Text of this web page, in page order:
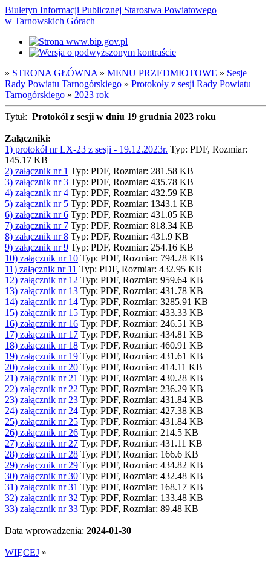
Biuletyn Informacji Publicznej Starostwa Powiatowego
w Tarnowskich Górach
» STRONA GŁÓWNA » MENU PRZEDMIOTOWE » Sesje
Rady Powiatu Tarnogórskiego » Protokoły z sesji Rady Powiatu
Tarnogórskiego » 2023 rok
Tytuł: Protokół z sesji w dniu 19 grudnia 2023 roku
Załączniki:
1) protokół nr LX-23 z sesji - 19.12.2023r. Typ: PDF, Rozmiar:
145.17 KB
2) załącznik nr 1 Typ: PDF, Rozmiar: 281.58 KB
3) załącznik nr 3 Typ: PDF, Rozmiar: 435.78 KB
4) załącznik nr 4 Typ: PDF, Rozmiar: 432.59 KB
5) załącznik nr 5 Typ: PDF, Rozmiar: 1343.1 KB
6) załącznik nr 6 Typ: PDF, Rozmiar: 431.05 KB
7) załącznik nr 7 Typ: PDF, Rozmiar: 818.34 KB
8) załącznik nr 8 Typ: PDF, Rozmiar: 431.9 KB
9) załącznik nr 9 Typ: PDF, Rozmiar: 254.16 KB
10) załącznik nr 10 Typ: PDF, Rozmiar: 794.28 KB
11) załącznik nr 11 Typ: PDF, Rozmiar: 432.95 KB
12) załącznik nr 12 Typ: PDF, Rozmiar: 959.64 KB
13) załącznik nr 13 Typ: PDF, Rozmiar: 431.78 KB
14) załącznik nr 14 Typ: PDF, Rozmiar: 3285.91 KB
15) załącznik nr 15 Typ: PDF, Rozmiar: 433.33 KB
16) załącznik nr 16 Typ: PDF, Rozmiar: 246.51 KB
17) załącznik nr 17 Typ: PDF, Rozmiar: 434.81 KB
18) załącznik nr 18 Typ: PDF, Rozmiar: 460.91 KB
19) załącznik nr 19 Typ: PDF, Rozmiar: 431.61 KB
20) załącznik nr 20 Typ: PDF, Rozmiar: 414.11 KB
21) załącznik nr 21 Typ: PDF, Rozmiar: 430.28 KB
22) załącznik nr 22 Typ: PDF, Rozmiar: 236.29 KB
23) załącznik nr 23 Typ: PDF, Rozmiar: 431.84 KB
24) załącznik nr 24 Typ: PDF, Rozmiar: 427.38 KB
25) załącznik nr 25 Typ: PDF, Rozmiar: 431.84 KB
26) załącznik nr 26 Typ: PDF, Rozmiar: 214.5 KB
27) załącznik nr 27 Typ: PDF, Rozmiar: 431.11 KB
28) załącznik nr 28 Typ: PDF, Rozmiar: 166.6 KB
29) załącznik nr 29 Typ: PDF, Rozmiar: 434.82 KB
30) załącznik nr 30 Typ: PDF, Rozmiar: 432.48 KB
31) załącznik nr 31 Typ: PDF, Rozmiar: 168.17 KB
32) załącznik nr 32 Typ: PDF, Rozmiar: 133.48 KB
33) załącznik nr 33 Typ: PDF, Rozmiar: 89.48 KB
Data wprowadzenia: 2024-01-30
WIĘCEJ »